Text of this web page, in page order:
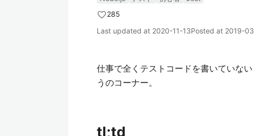
285
Last updated at 2020-11-13Posted at 2019-
仕事で全くテストコードを書いていな
うのコーナー。
tl;td